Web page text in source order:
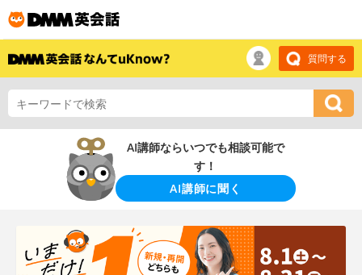
質問する
AI講師ならいつでも相談可能で
す！
AI講師に聞く